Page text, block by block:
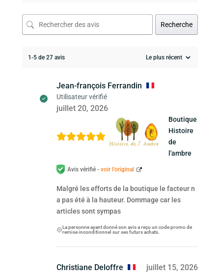
Recherche
1-5 de 27 avis
Jean-françois Ferrandin
Utilisateur vérifié
juillet 20, 2026
Boutique
Histoire
de
l'ambre
Avis vérifié - voir l’original
Malgré les efforts de la boutique le facteur n
a pas été à la hauteur. Dommage car les
articles sont sympas
La personne ayant donné son avis a reçu un code promo de
remise inconditionnel sur ses futurs achats.
Christiane Deloffre juillet 15, 2026